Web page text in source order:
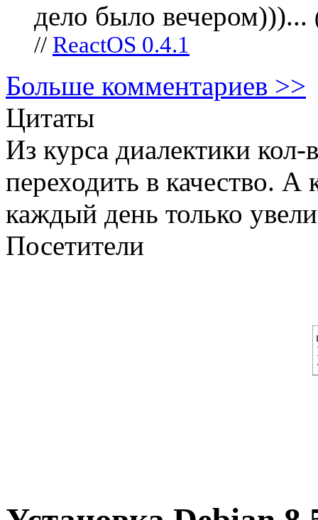
дело было вечером)))...
// ReactOS 0.4.1
Больше комментариев >>
Цитаты
Из курса диалектики
переходить в качество.
каждый день только
Посетители